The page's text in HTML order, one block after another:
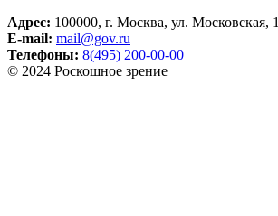
Адрес: 100000, г. Москва, ул. Московская, 1
E-mail: mail@gov.ru
Телефоны: 8(495) 200-00-00
© 2024 Роскошное зрение